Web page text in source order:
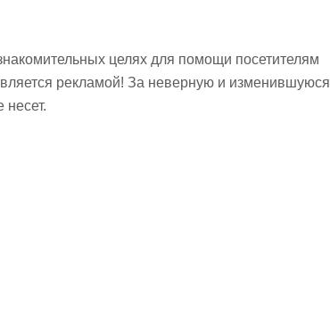
целях для помощи посетителям
рекламой! За неверную и изменившуюся